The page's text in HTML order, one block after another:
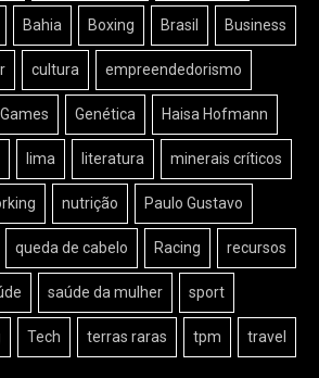
Bahia Boxing Brasil Business
cultura empreendedorismo
Games Genética Haisa Hofmann
lima literatura minerais críticos
nutrição Paulo Gustavo
queda de cabelo Racing recursos
saúde da mulher sport
Tech terras raras tpm travel